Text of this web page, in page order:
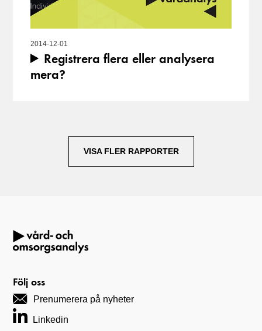
2014-12-01
Registrera flera eller analysera
mera?
VISA FLER RAPPORTER
Följ oss
Prenumerera på nyheter
Linkedin